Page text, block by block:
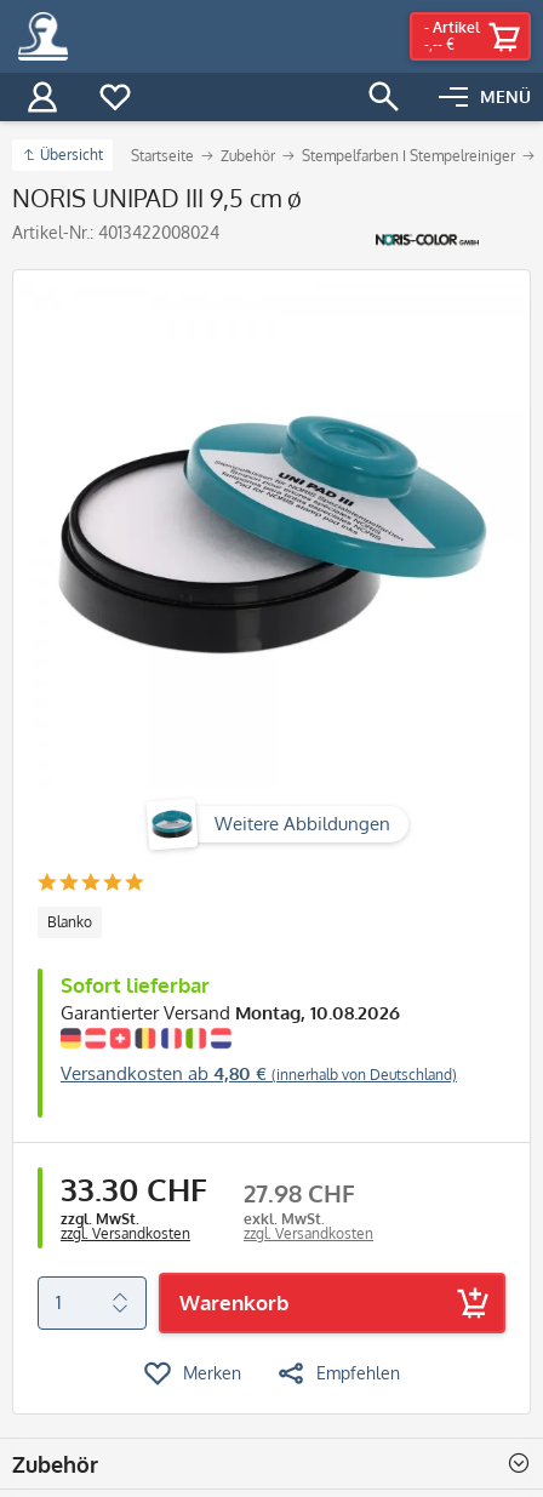
MENÜ
- Artikel
-,-- €
Übersicht Startseite Zubehör Stempelfarben I Stempelreiniger
NORIS UNIPAD III 9,5 cm ø
Artikel-Nr.: 4013422008024
Weitere Abbildungen
Blanko
Sofort lieferbar
Garantierter Versand Montag, 10.08.2026
Versandkosten ab 4,80 € (innerhalb von Deutschland)
33.30 CHF
zzgl. MwSt.
zzgl. Versandkosten
27.98 CHF
exkl. MwSt.
zzgl. Versandkosten
Warenkorb
Merken Empfehlen
Zubehör